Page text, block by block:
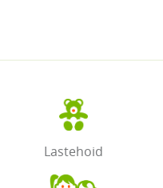
Lastehoid